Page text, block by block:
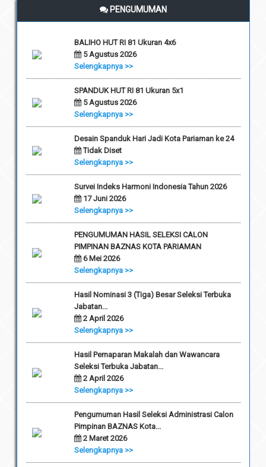
PENGUMUMAN
BALIHO HUT RI 81 Ukuran 4x6
5 Agustus 2026
Selengkapnya >>
SPANDUK HUT RI 81 Ukuran 5x1
5 Agustus 2026
Selengkapnya >>
Desain Spanduk Hari Jadi Kota Pariaman ke 24
Tidak Diset
Selengkapnya >>
Survei Indeks Harmoni Indonesia Tahun 2026
17 Juni 2026
Selengkapnya >>
PENGUMUMAN HASIL SELEKSI CALON
PIMPINAN BAZNAS KOTA PARIAMAN
6 Mei 2026
Selengkapnya >>
Hasil Nominasi 3 (Tiga) Besar Seleksi Terbuka
Jabatan...
2 April 2026
Selengkapnya >>
Hasil Pemaparan Makalah dan Wawancara
Seleksi Terbuka Jabatan...
2 April 2026
Selengkapnya >>
Pengumuman Hasil Seleksi Administrasi Calon
Pimpinan BAZNAS Kota...
2 Maret 2026
Selengkapnya >>